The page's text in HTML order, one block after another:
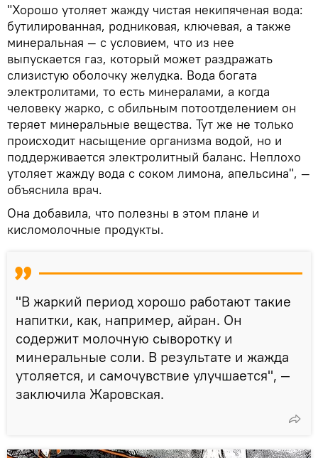
"Хорошо утоляет жажду чистая некипяченая вода:
бутилированная, родниковая, ключевая, а также
минеральная — с условием, что из нее
выпускается газ, который может раздражать
слизистую оболочку желудка. Вода богата
электролитами, то есть минералами, а когда
человеку жарко, с обильным потоотделением он
теряет минеральные вещества. Тут же не только
происходит насыщение организма водой, но и
поддерживается электролитный баланс. Неплохо
утоляет жажду вода с соком лимона, апельсина", —
объяснила врач.
Она добавила, что полезны в этом плане и
кисломолочные продукты.
"В жаркий период хорошо работают такие
напитки, как, например, айран. Он
содержит молочную сыворотку и
минеральные соли. В результате и жажда
утоляется, и самочувствие улучшается", —
заключила Жаровская.